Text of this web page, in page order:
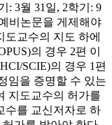
: 3월 31일, 2학기: 9
비논문을 게제해야
교수의 지도 하에
의 경우 2편 이
SCIE)의 경우 1편
임을 증명할 수 있는
지도교수의 허가를
수를 교신저자로 하